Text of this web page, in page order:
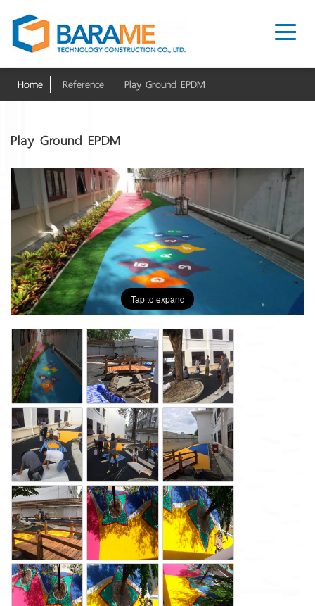
Home Reference Play Ground EPDM
Play Ground EPDM
Tap to expand